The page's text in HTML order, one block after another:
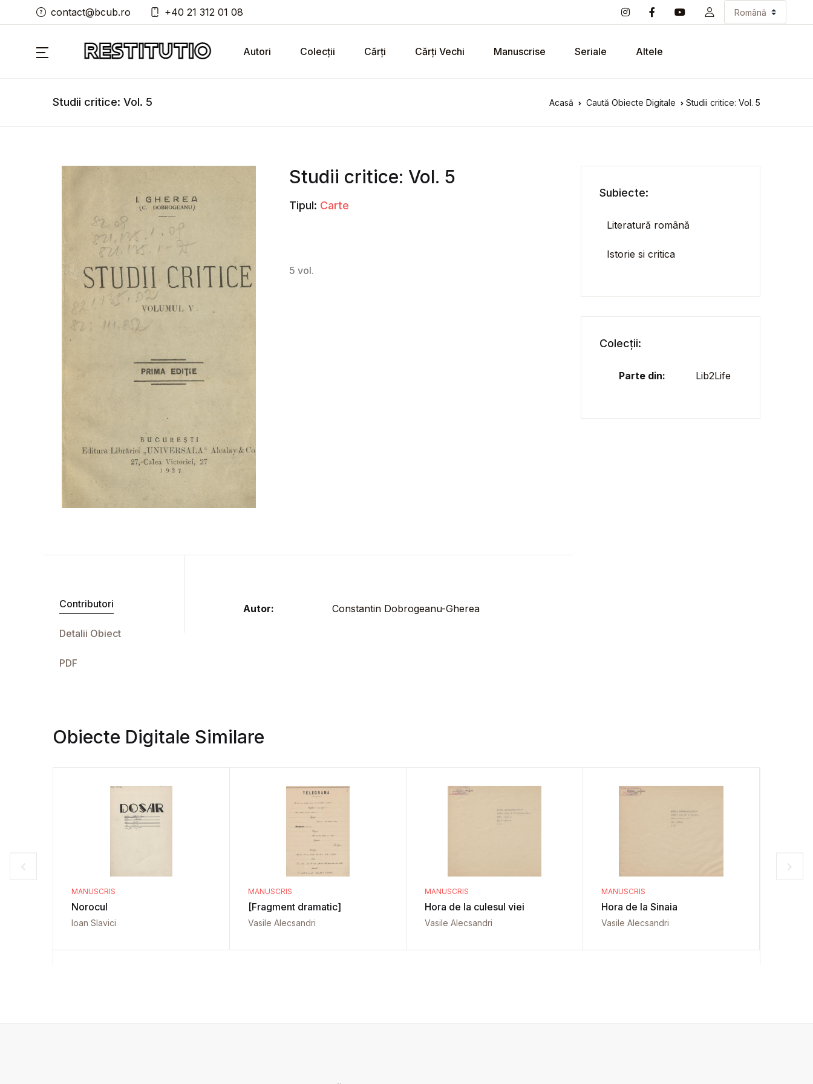
contact@bcub.ro +40 21 312 01 08
Autori Colecții Cărți Cărți Vechi Manuscrise Seriale Altele
Studii critice: Vol. 5 Acasă Caută Obiecte Digitale Studii critice: Vol. 5
Studii critice: Vol. 5
Tipul: Carte
Contributori
Detalii Obiect
PDF
Autor: Constantin Dobrogeanu-Gherea
Subiecte:
Literatură română
Istorie si critica
Colecții:
Parte din: Lib2Life
Obiecte Digitale Similare
MANUSCRIS
Norocul
Ioan Slavici
MANUSCRIS
[Fragment dramatic]
Vasile Alecsandri
MANUSCRIS
Hora de la culesul viei
Vasile Alecsandri
MANUSCRIS
Hora de la Sinaia
Vasile Alecsandri